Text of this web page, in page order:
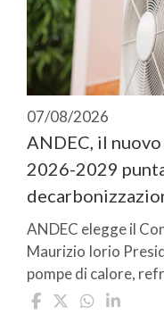
07/08/2026
ANDEC, il
2026-2029
ANDEC elegge il
Maurizio Iorio
pompe di calore,